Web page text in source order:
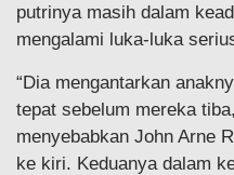
putrinya masih dalam
mengalami luka-luka
“Dia mengantarkan
tepat sebelum mereka
menyebabkan John Arne
ke kiri. Keduanya dalam